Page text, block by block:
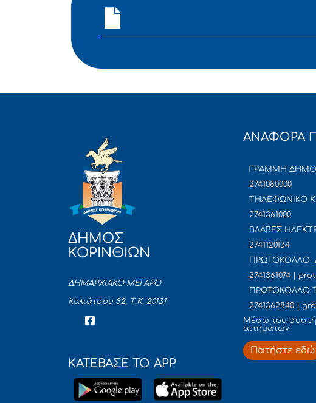
ΔΗΜΟΣ
ΚΟΡΙΝΘΙΩΝ
ΔΗΜΑΡΧΙΑΚΟ ΜΕΓΑΡΟ
Κολιάτσου 32, Τ.Κ. 20131
ΚΑΤΕΒΑΣΕ ΤΟ APP
ΑΝΑΦΟΡΑ
ΓΡΑΜΜΗ
2741080000
ΤΗΛΕΦΩΝΙΚΟ
2741361000
ΒΛΑΒΕΣ
2741120134
ΠΡΩΤΟΚΟΛΛΟ
2741361074 |
ΠΡΩΤΟΚΟΛΛΟ
2741362840 |
Mέσω του
αιτημάτων
Πατήστε εδώ